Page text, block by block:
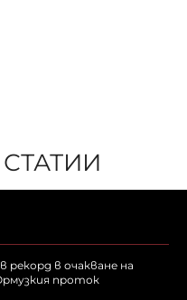
рекорд в очакване на
проток